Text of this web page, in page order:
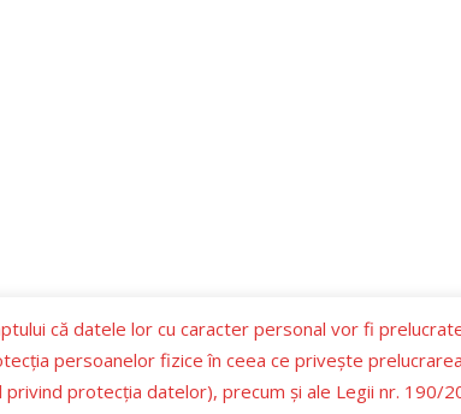
că datele lor cu caracter personal vor fi
persoanelor fizice în ceea ce priveşte
protecţia datelor), precum şi ale Legii nr. 190/